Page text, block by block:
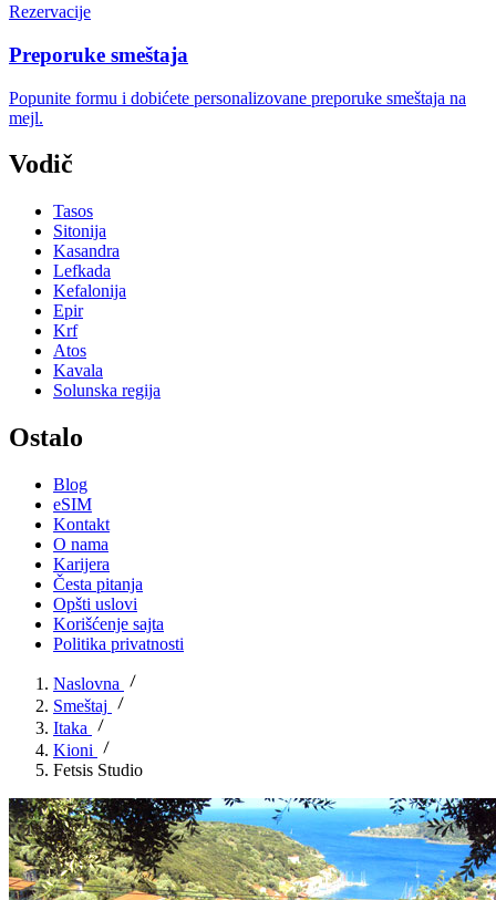
Rezervacije
Preporuke smeštaja
Popunite formu i dobićete personalizovane preporuke smeštaja na
mejl.
Vodič
Tasos
Sitonija
Kasandra
Lefkada
Kefalonija
Epir
Krf
Atos
Kavala
Solunska regija
Ostalo
Blog
eSIM
Kontakt
O nama
Karijera
Česta pitanja
Opšti uslovi
Korišćenje sajta
Politika privatnosti
Naslovna
Smeštaj
Itaka
Kioni
Fetsis Studio